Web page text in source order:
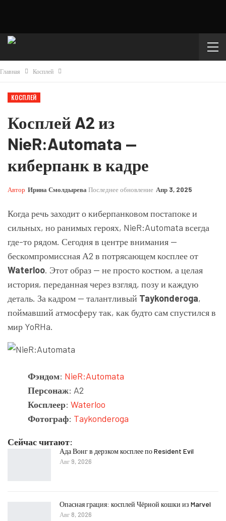
Главная Косплей
КОСПЛЕЙ
Косплей A2 из
NieR:Automata —
киберпанк в кадре
Автор Ирина Смолдырева Последнее обновление Апр 3, 2025
Когда речь заходит о киберпанковом постапоке и
сильных, но ранимых героях, NieR:Automata всегда
где-то рядом. Сегодня в центре внимания —
бескомпромиссная А2 в потрясающем косплее от
Waterloo. Этот образ — не просто костюм, а целая
история, переданная через взгляд, позу и каждую
деталь. За кадром — талантливый Taykonderoga,
поймавший атмосферу так, как будто сам спустился в
мир YoRHa.
Фэндом: NieR:Automata
Персонаж: A2
Косплеер: Waterloo
Фотограф: Taykonderoga
Сейчас читают:
Ада Вонг в дерзком косплее по Resident Evil
Авг 9, 2026
Опасная грация: косплей Чёрной кошки из Marvel
Авг 8, 2026